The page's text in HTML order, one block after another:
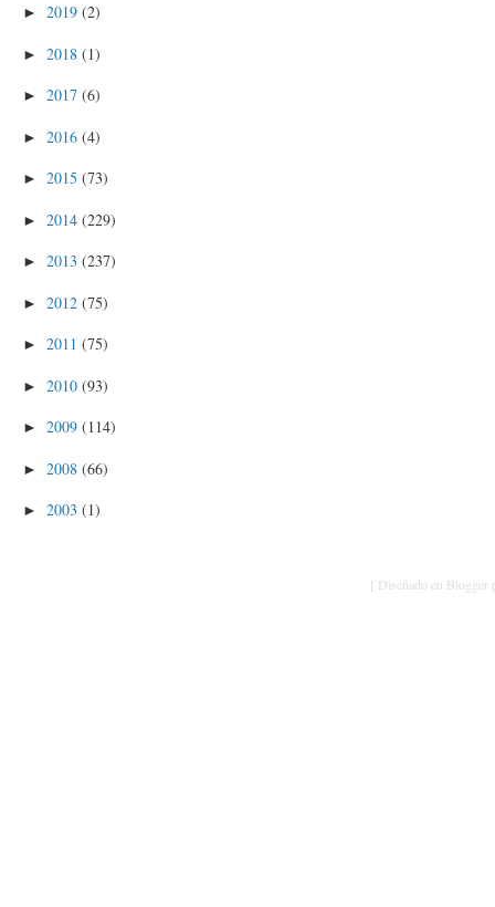
► 2019 (2)
► 2018 (1)
► 2017 (6)
► 2016 (4)
► 2015 (73)
► 2014 (229)
► 2013 (237)
► 2012 (75)
► 2011 (75)
► 2010 (93)
► 2009 (114)
► 2008 (66)
► 2003 (1)
[ Diseñado en Blogger